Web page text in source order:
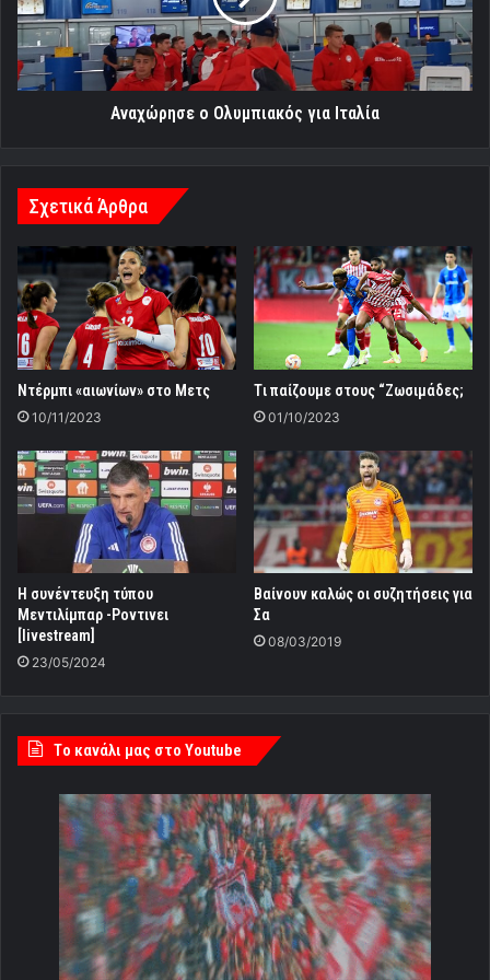
Αναχώρησε ο Ολυμπιακός για Ιταλία
Σχετικά Άρθρα
Ντέρμπι «αιωνίων» στο Μετς
10/11/2023
Tι παίζουμε στους “Ζωσιμάδες;
01/10/2023
H συνέντευξη τύπου
Μεντιλίμπαρ -Ροντινει
[livestream]
23/05/2024
Βαίνουν καλώς οι συζητήσεις για
Σα
08/03/2019
Tο κανάλι μας στο Youtube